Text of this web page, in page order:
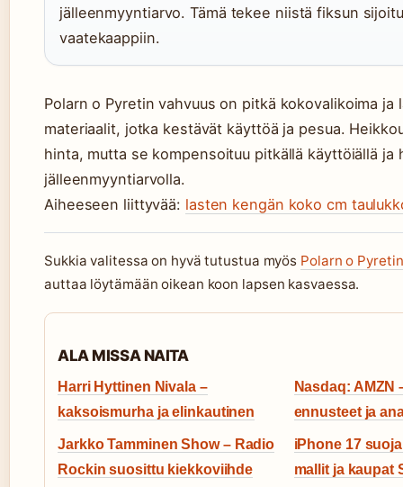
jälleenmyyntiarvo. Tämä tekee niistä fiksun
vaatekaappiin.
Polarn o Pyretin vahvuus on pitkä kokovalikoima ja
materiaalit, jotka kestävät käyttöä ja pesua.
hinta, mutta se kompensoituu pitkällä käyttöiällä ja
jälleenmyyntiarvolla.
Aiheeseen liittyvää: lasten kengän koko cm
Sukkia valitessa on hyvä tutustua myös Polarn o
auttaa löytämään oikean koon lapsen kasvaessa.
ALA MISSA NAITA
Harri Hyttinen Nivala –
kaksoismurha ja elinkautinen
Nasdaq: AMZN
ennusteet ja
Jarkko Tamminen Show – Radio
Rockin suosittu kiekkoviihde
iPhone 17
mallit ja kaupat